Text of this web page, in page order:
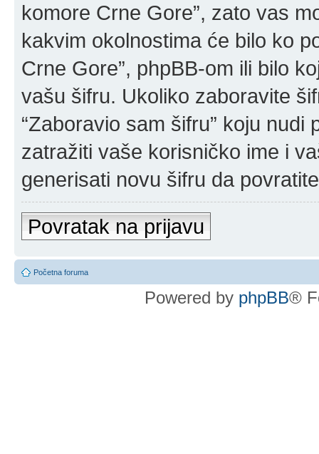
komore Crne Gore”, zato vas
kakvim okolnostima će bilo ko
Crne Gore”, phpBB-om ili bilo
vašu šifru. Ukoliko zaboravite
“Zaboravio sam šifru” koju
zatražiti vaše korisničko ime i
generisati novu šifru da
Povratak na prijavu
Početna foruma
Powered by phpBB®